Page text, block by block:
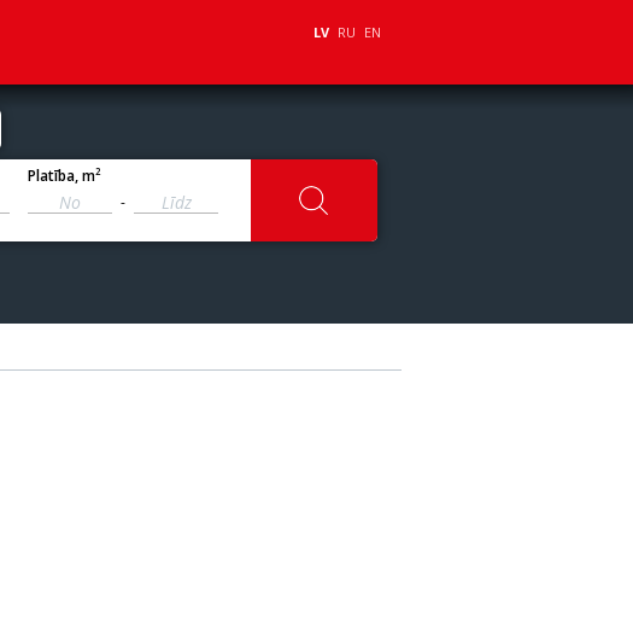
LV RU EN
Platība, m2
-